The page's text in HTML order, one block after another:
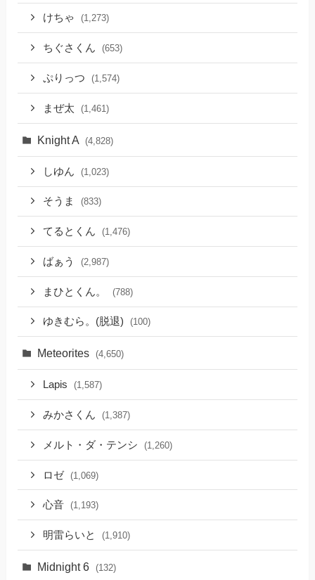
けちゃ (1,273)
ちぐさくん (653)
ぷりっつ (1,574)
まぜ太 (1,461)
Knight A (4,828)
しゆん (1,023)
そうま (833)
てるとくん (1,476)
ばぁう (2,987)
まひとくん。 (788)
ゆきむら。(脱退) (100)
Meteorites (4,650)
Lapis (1,587)
みかさくん (1,387)
メルト・ダ・テンシ (1,260)
ロゼ (1,069)
心音 (1,193)
明雷らいと (1,910)
Midnight 6 (132)